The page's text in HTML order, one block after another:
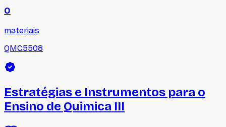
0
materiais
QMC5508
Estratégias e Instrumentos para o
Ensino de Quimica III